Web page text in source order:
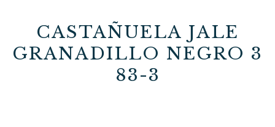
CASTAÑUELA JALE
GRANADILLO NEGRO 3
83-3